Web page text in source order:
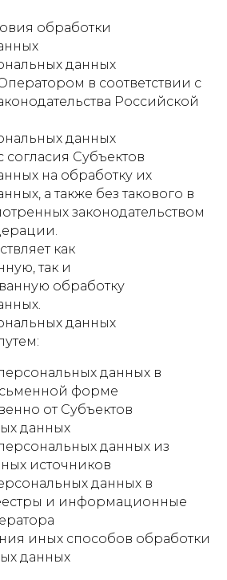
обработки
данных
в соответствии с
Российской
данных
согласия Субъектов
на обработку их
а также без такового в
законодательством
как
так и
обработку
данных
данных в
форме
от Субъектов
данных
данных из
источников
данных в
и информационные
иных способов обработки
данных